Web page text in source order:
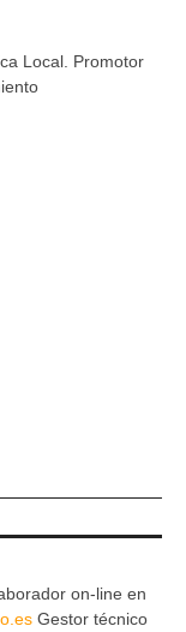
Local. Promotor
on-line en
Gestor técnico